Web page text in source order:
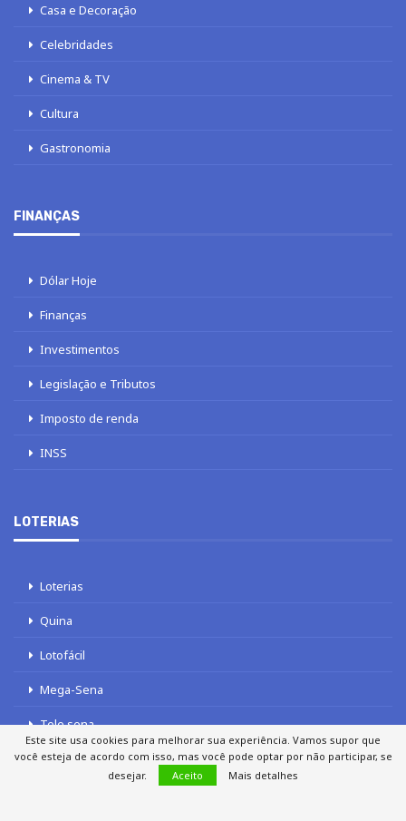
Casa e Decoração
Celebridades
Cinema & TV
Cultura
Gastronomia
FINANÇAS
Dólar Hoje
Finanças
Investimentos
Legislação e Tributos
Imposto de renda
INSS
LOTERIAS
Loterias
Quina
Lotofácil
Mega-Sena
Tele sena
Este site usa cookies para melhorar sua experiência. Vamos supor que
você esteja de acordo com isso, mas você pode optar por não participar, se
desejar.
Aceito Mais detalhes